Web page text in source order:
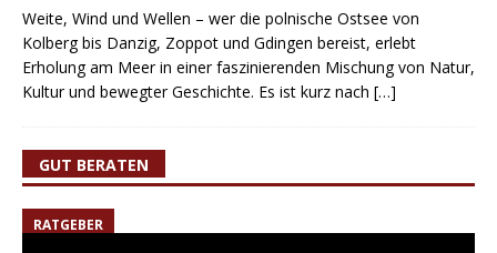
Weite, Wind und Wellen – wer die polnische Ostsee von
Kolberg bis Danzig, Zoppot und Gdingen bereist, erlebt
Erholung am Meer in einer faszinierenden Mischung von Natur,
Kultur und bewegter Geschichte. Es ist kurz nach […]
GUT BERATEN
RATGEBER